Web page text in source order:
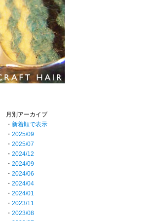
月別アーカイブ
・ 新着順で表示
・ 2025/09
・ 2025/07
・ 2024/12
・ 2024/09
・ 2024/06
・ 2024/04
・ 2024/01
・ 2023/11
・ 2023/08